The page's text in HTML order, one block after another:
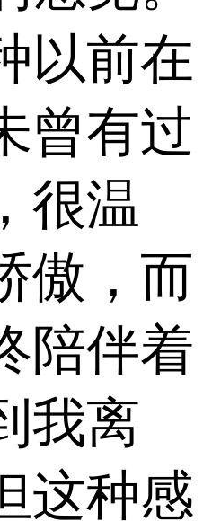
以前在
曾有过
很温
傲，而
陪伴着
我离
种感